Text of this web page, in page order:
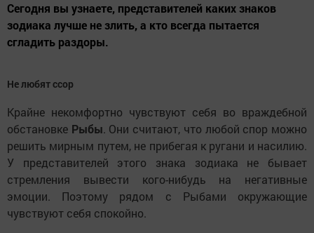
Сегодня вы узнаете, представителей каких знаков
зодиака лучше не злить, а кто всегда пытается
сгладить раздоры.
Не любят ссор
Крайне некомфортно чувствуют себя во враждебной
обстановке Рыбы. Они считают, что любой спор можно
решить мирным путем, не прибегая к ругани и насилию.
У представителей этого знака зодиака не бывает
стремления вывести кого-нибудь на негативные
эмоции. Поэтому рядом с Рыбами окружающие
чувствуют себя спокойно.